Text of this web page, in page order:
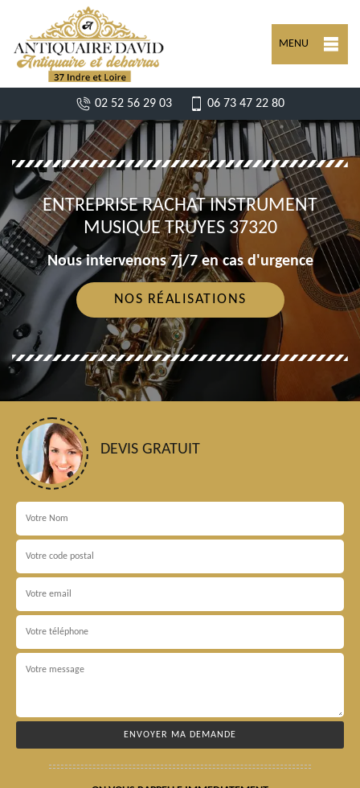
MENU
02 52 56 29 03 06 73 47 22 80
ENTREPRISE RACHAT INSTRUMENT
MUSIQUE TRUYES 37320
Nous intervenons 7j/7 en cas d'urgence
NOS RÉALISATIONS
DEVIS GRATUIT